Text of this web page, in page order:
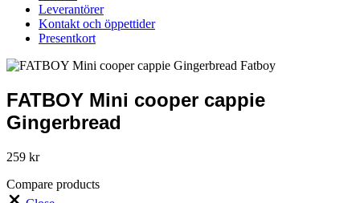
Leverantörer
Kontakt och öppettider
Presentkort
FATBOY Mini cooper cappie
Gingerbread
259 kr
Compare products